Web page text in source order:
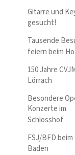
Gitarre und
gesucht!
Tausende
feiern beim
150 Jahre
Lörrach
Besondere
Konzerte im
Schlosshof
FSJ/BFD beim
Baden